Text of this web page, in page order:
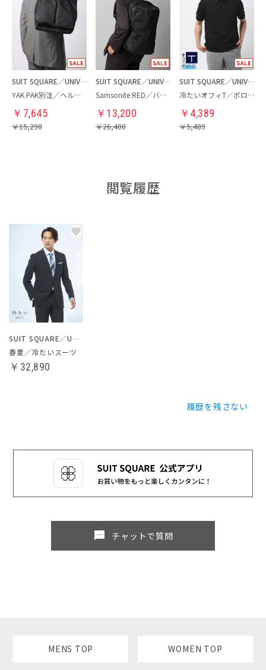
SUIT SQUARE／UNIVERSAL LANGUAGE
YAK PAK別注／ヘルメットバッグ
￥ 7,645
￥15,290
SUIT SQUARE／UNIVERSAL LANGUAGE
Samsonite RED／バックパック
￥ 13,200
￥26,400
SUIT SQUARE／UNIVERSAL LANGUAGE
冷たいオフィT／ポロシャツ
￥ 4,389
￥5,489
閲覧履歴
SUIT SQUARE／UNIVERSAL LANGUAGE
春夏／冷たいスーツ
￥32,890
履歴を残さない
sms チャットで質問
MENS TOP WOMEN TOP